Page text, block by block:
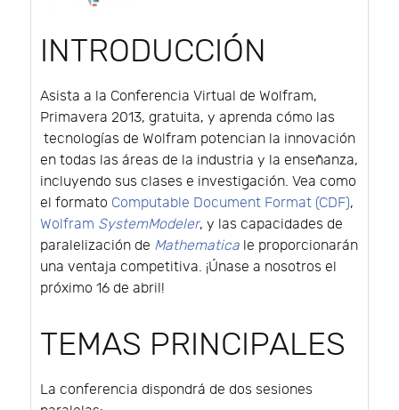
INTRODUCCIÓN
Asista a la Conferencia Virtual de Wolfram,
Primavera 2013, gratuita, y aprenda cómo las
tecnologías de Wolfram potencian la innovación
en todas las áreas de la industria y la enseñanza,
incluyendo sus clases e investigación. Vea como
el formato Computable Document Format (CDF),
Wolfram SystemModeler, y las capacidades de
paralelización de Mathematica le proporcionarán
una ventaja competitiva. ¡Únase a nosotros el
próximo 16 de abril!
TEMAS PRINCIPALES
La conferencia dispondrá de dos sesiones